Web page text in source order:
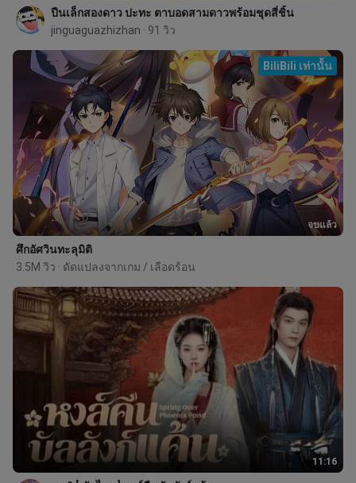
ปืนเล็กสองดาว ปะทะ ตาบอดสามดาวพร้อมชุดสี่ชิ้น
jinguaguazhizhan · 91 วิว
จบแล้ว
BiliBili เท่านั้น
ศึกอัศวินทะลุมิติ
3.5M วิว · ดัดแปลงจากเกม / เลือดร้อน
11:16